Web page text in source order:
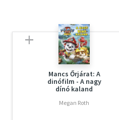
Mancs Őrjárat: A
dinófilm - A nagy
dínó kaland
Megan Roth